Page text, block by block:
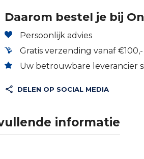
Daarom bestel je bij
Persoonlijk advies
Gratis verzending vanaf
Uw betrouwbare leverancier
DELEN OP SOCIAL MEDIA
informatie